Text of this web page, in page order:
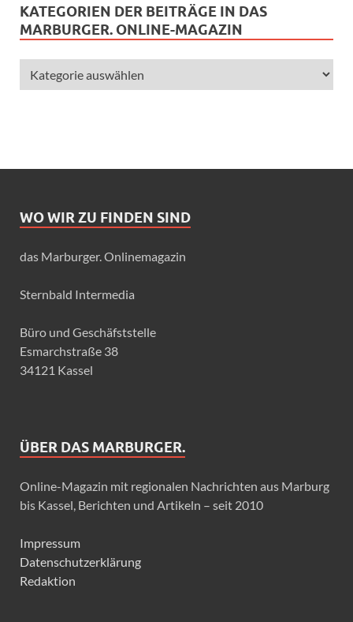
KATEGORIEN DER BEITRÄGE IN DAS
MARBURGER. ONLINE-MAGAZIN
WO WIR ZU FINDEN SIND
das Marburger. Onlinemagazin
Sternbald Intermedia
Büro und Geschäfststelle
Esmarchstraße 38
34121 Kassel
ÜBER DAS MARBURGER.
Online-Magazin mit regionalen Nachrichten aus Marburg
bis Kassel, Berichten und Artikeln – seit 2010
Impressum
Datenschutzerklärung
Redaktion